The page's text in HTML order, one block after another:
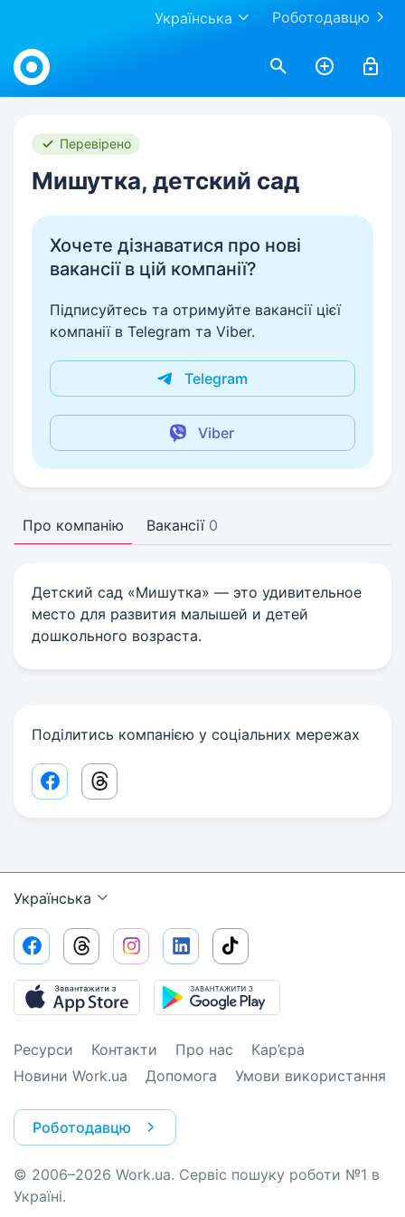
Роботодавцю
Українська
Work.ua
Перевірено
Мишутка, детский сад
Хочете дізнаватися про нові
вакансії в цій компанії?
Підписуйтесь та отримуйте вакансії цієї
компанії в Telegram та Viber.
Telegram
Viber
Про компанію Вакансії 0
Детский сад «Мишутка» — это удивительное
место для развития малышей и детей
дошкольного возраста.
Поділитись компанією у соціальних мережах
Facebook share link
Threads share link
Українська
Ресурси Контакти Про нас
Кар’єра
Новини Work.ua
Допомога Умови використання
Роботодавцю
© 2006–2026 Work.ua. Сервіс пошуку роботи №1 в
Україні.